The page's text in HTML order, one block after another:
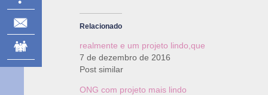
Relacionado
realmente e um projeto lindo,que
7 de dezembro de 2016
Post similar
ONG com projeto mais lindo